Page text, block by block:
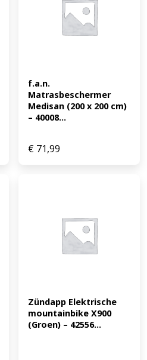
f.a.n.
Matrasbeschermer
Medisan (200 x 200 cm)
– 40008...
€ 71,99
Zündapp Elektrische
mountainbike X900
(Groen) – 42556...